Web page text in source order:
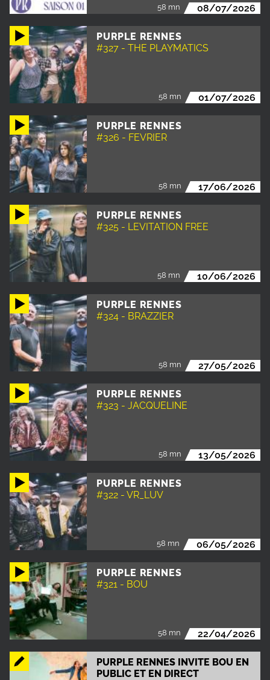
58 mn 08/07/2026
PURPLE RENNES
#327 - THE PLAYMATICS
58 mn 01/07/2026
PURPLE RENNES
#326 - FEVRIER
58 mn 17/06/2026
PURPLE RENNES
#325 - LEVITATION FREE
58 mn 10/06/2026
PURPLE RENNES
#324 - BRAZZIER
58 mn 27/05/2026
PURPLE RENNES
#323 - JACQUELINE
58 mn 13/05/2026
PURPLE RENNES
#322 - VR_LUV
58 mn 06/05/2026
PURPLE RENNES
#321 - BOU
58 mn 22/04/2026
PURPLE RENNES INVITE BOU EN
PUBLIC ET EN DIRECT